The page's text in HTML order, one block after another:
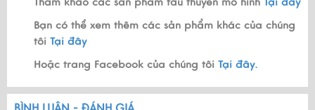
Bạn có thể xem thêm các sản phẩm khác của chúng
tôi Tại đây
Hoặc trang Facebook của chúng tôi Tại đây.